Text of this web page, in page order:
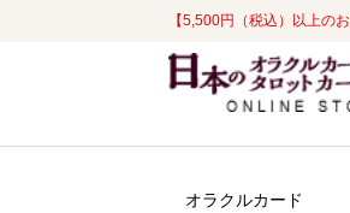
【5,500円（税込）以上の
ナ
ビ
コ
ン
オラクルカード